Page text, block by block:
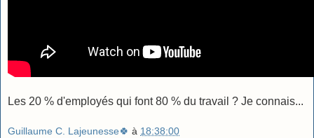
Les 20 % d'employés qui font 80 % du travail ? Je connais...
Guillaume C. Lajeunesse🍀 à 18:38:00